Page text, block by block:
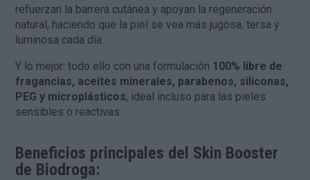
refuerzan la barrera cutánea y apoyan la regeneración
natural, haciendo que la piel se vea más jugosa, tersa y
luminosa cada día.
Y lo mejor: todo ello con una formulación 100% libre de
fragancias, aceites minerales, parabenos, siliconas,
PEG y microplásticos, ideal incluso para las pieles
sensibles o reactivas.
Beneficios principales del Skin Booster
de Biodroga: